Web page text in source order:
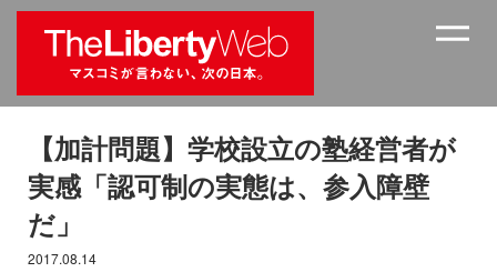
【加計問題】学校設立の塾経営者が
実感「認可制の実態は、参入障壁
だ」
2017.08.14